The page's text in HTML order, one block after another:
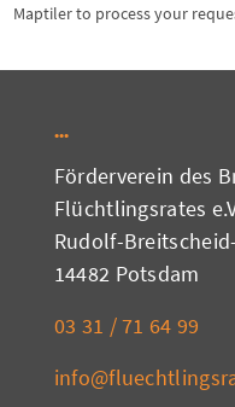
Maptiler to process your
Förderverein des
Flüchtlingsrates
Rudolf-
14482 Potsdam
03 31 / 71 64 99